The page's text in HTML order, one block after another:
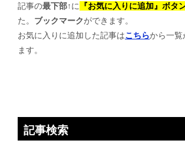
記事の最下部↑に 『お気に入りに追加』ボタ
た。 ブックマークができます。
お気に入りに追加した記事はこちらから一覧
ます。
記事検索